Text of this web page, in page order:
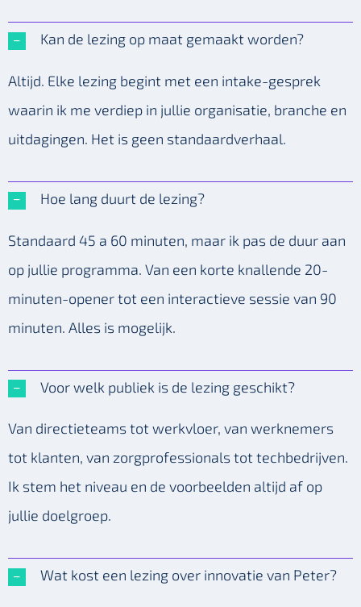
Kan de lezing op maat gemaakt worden?
Altijd. Elke lezing begint met een intake-gesprek
waarin ik me verdiep in jullie organisatie, branche en
uitdagingen. Het is geen standaardverhaal.
Hoe lang duurt de lezing?
Standaard 45 a 60 minuten, maar ik pas de duur aan
op jullie programma. Van een korte knallende 20-
minuten-opener tot een interactieve sessie van 90
minuten. Alles is mogelijk.
Voor welk publiek is de lezing geschikt?
Van directieteams tot werkvloer, van werknemers
tot klanten, van zorgprofessionals tot techbedrijven.
Ik stem het niveau en de voorbeelden altijd af op
jullie doelgroep.
Wat kost een lezing over innovatie van Peter?